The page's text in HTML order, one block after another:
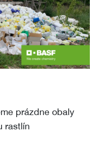
prázdne obaly
rastlín